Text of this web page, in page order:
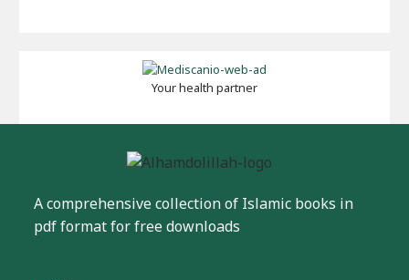
Your health partner
A comprehensive collection of Islamic books in
pdf format for free downloads